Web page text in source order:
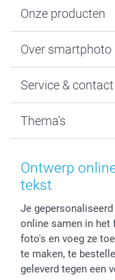
Onze producten
Fotoboeken
Fotocadeaus
Kaarten
Over smartphoto
Vacatures
Bestelproces
Herroepingsrecht
Privacy
Reviews
Prijslijst
Investor Relations
Service & contact
Mijn orderstatus
smartbonus
Affiliate
Partnerships
Influencer
Thema's
Baby
Moederdag
Huwelijk
Ontwerp
tekst
Je
online samen in
foto's en voeg ze
te maken, te
geleverd tegen een